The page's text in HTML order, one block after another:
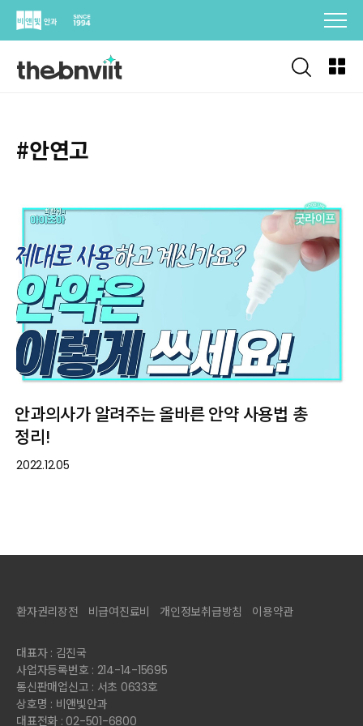
Skip
#안연고
안과의사가 알려주는 올바른 안약 사용법 총
정리!
2022.12.05
환자권리장전 비급여진료비 개인정보취급방침 이용약관
대표자 : 김진국
사업자등록번호 : 214-14-15695
통신판매업신고 : 서초 0633호
상호명 : 비앤빛안과
대표전화 : 02-501-6800